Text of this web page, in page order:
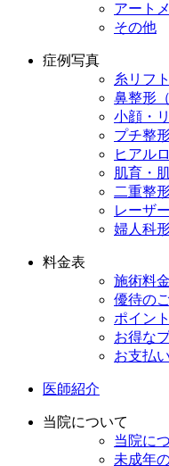
アート
その他
症例写真
糸リフ
鼻整形
小顔・
プチ整
ヒアル
肌育・
二重整
レーザ
婦人科
料金表
施術料金
優待の
ポイン
お得な
お支払
医師紹介
当院について
当院に
未成年